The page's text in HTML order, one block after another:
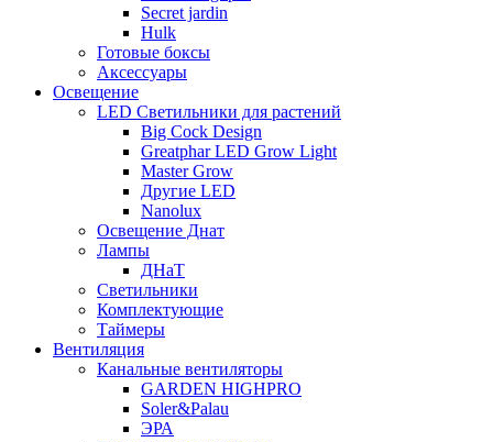
Secret jardin
Hulk
Готовые боксы
Аксессуары
Освещение
LED Светильники для растений
Big Cock Design
Greatphar LED Grow Light
Master Grow
Другие LED
Nanolux
Освещение Днат
Лампы
ДНаТ
Светильники
Комплектующие
Таймеры
Вентиляция
Канальные вентиляторы
GARDEN HIGHPRO
Soler&Palau
ЭРА